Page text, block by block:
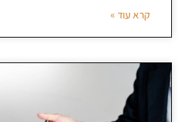
קרא עוד »